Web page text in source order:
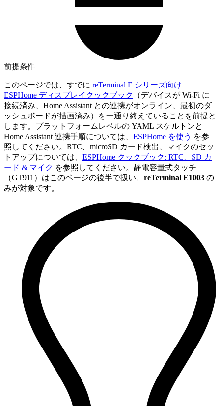
前提条件
このページでは、すでに reTerminal E シリーズ向け
ESPHome ディスプレイクックブック
（デバイスが Wi-Fi に
接続済み、Home Assistant との連携がオンライン、最初のダ
ッシュボードが描画済み）を一通り終えていることを前提と
します。プラットフォームレベルの YAML スケルトンと
Home Assistant 連携手順については、 ESPHome を使う を参
照してください。RTC、microSD カード検出、マイクのセッ
トアップについては、 ESPHome クックブック: RTC、SD カ
ード & マイク を参照してください。静電容量式タッチ
（GT911）はこのページの後半で扱い、 reTerminal E1003 の
みが対象です。